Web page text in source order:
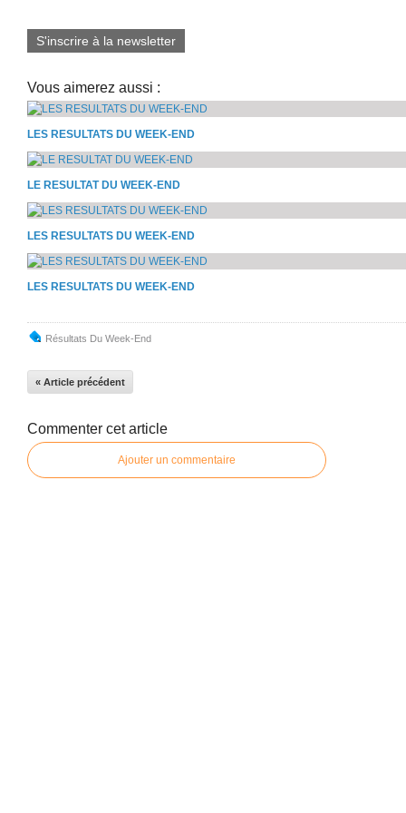
S'inscrire à la newsletter
Vous aimerez aussi :
LES RESULTATS DU WEEK-END
LE RESULTAT DU WEEK-END
LES RESULTATS DU WEEK-END
LES RESULTATS DU WEEK-END
Résultats Du Week-End
« Article précédent
Commenter cet article
Ajouter un commentaire